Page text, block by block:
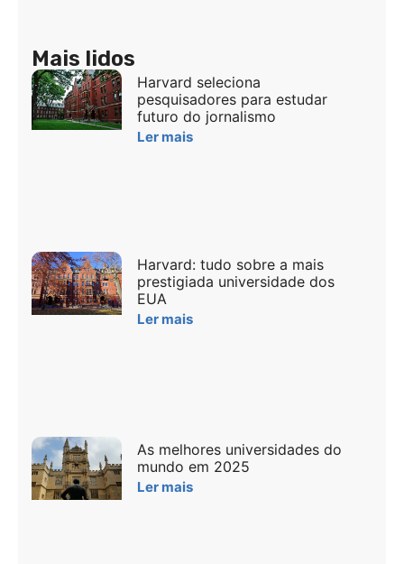
Mais lidos
Harvard seleciona
pesquisadores para estudar
futuro do jornalismo
Ler mais
Harvard: tudo sobre a mais
prestigiada universidade dos
EUA
Ler mais
As melhores universidades do
mundo em 2025
Ler mais